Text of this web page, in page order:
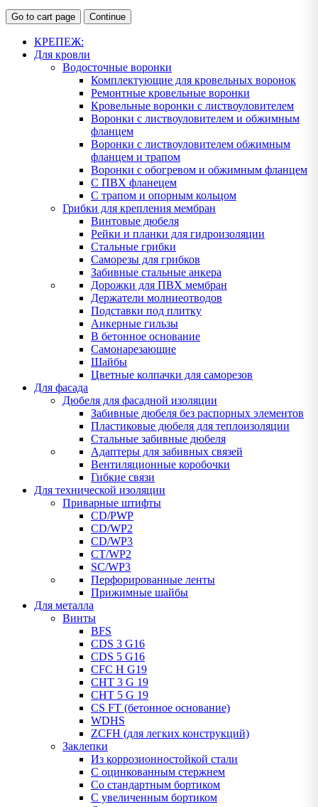
Go to cart page Continue
КРЕПЕЖ:
Для кровли
Водосточные воронки
Комплектующие для кровельных воронок
Ремонтные кровельные воронки
Кровельные воронки с листвоуловителем
Воронки с листвоуловителем и обжимным
фланцем
Воронки с листвоуловителем обжимным
фланцем и трапом
Воронки с обогревом и обжимным фланцем
С ПВХ фланецем
С трапом и опорным кольцом
Грибки для крепления мембран
Винтовые дюбеля
Рейки и планки для гидроизоляции
Стальные грибки
Саморезы для грибков
Забивные стальные анкера
Дорожки для ПВХ мембран
Держатели молниеотводов
Подставки под плитку
Анкерные гильзы
В бетонное основание
Самонарезающие
Шайбы
Цветные колпачки для саморезов
Для фасада
Дюбеля для фасадной изоляции
Забивные дюбеля без распорных элементов
Пластиковые дюбеля для теплоизоляции
Стальные забивные дюбеля
Адаптеры для забивных связей
Вентиляционные коробочки
Гибкие связи
Для технической изоляции
Приварные штифты
CD/PWP
CD/WP2
CD/WP3
CT/WP2
SC/WP3
Перфорированные ленты
Прижимные шайбы
Для металла
Винты
BFS
CDS 3 G16
CDS 5 G16
CFC H G19
CHT 3 G 19
CHT 5 G 19
CS FT (бетонное основание)
WDHS
ZCFH (для легких конструкций)
Заклепки
Из коррозионностойкой стали
С оцинкованным стержнем
Со стандартным бортиком
С увеличенным бортиком